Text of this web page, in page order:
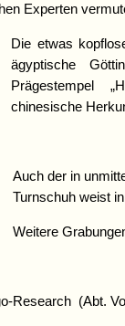
Experten
Die etwas
ägyptische
Prägestempel
chinesische
Auch der in
Turnschuh weist
Weitere
Research (Abt.